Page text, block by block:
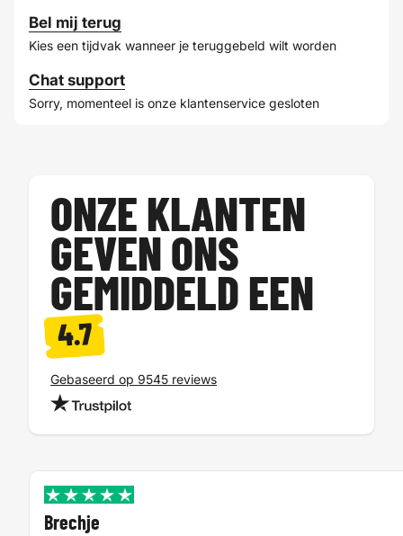
Bel mij terug
Kies een tijdvak wanneer je teruggebeld wilt worden
Chat support
Sorry, momenteel is onze klantenservice gesloten
ONZE KLANTEN
GEVEN ONS
GEMIDDELD EEN
4.7
Gebaseerd op 9545 reviews
Brechje